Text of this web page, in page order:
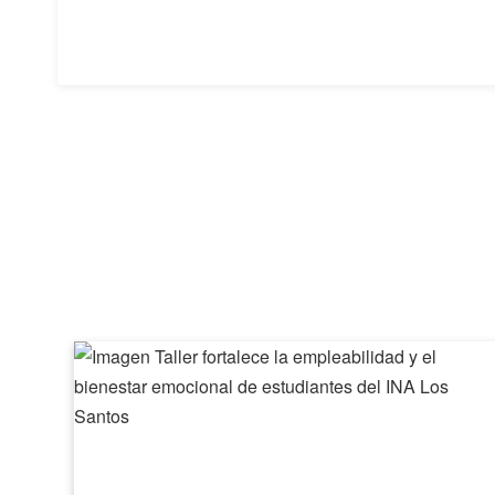
Taller
fortalece
la